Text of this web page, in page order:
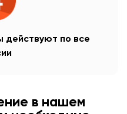
действуют по все
в нашем